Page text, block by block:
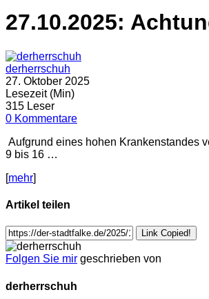
27.10.2025:
derherrschuh
27. Oktober 2025
Lesezeit (Min)
315 Leser
0 Kommentare
Aufgrund eines hohen Krankenstandes
9 bis 16 …
[mehr]
Artikel teilen
Link Copied!
Folgen Sie mir geschrieben von
derherrschuh